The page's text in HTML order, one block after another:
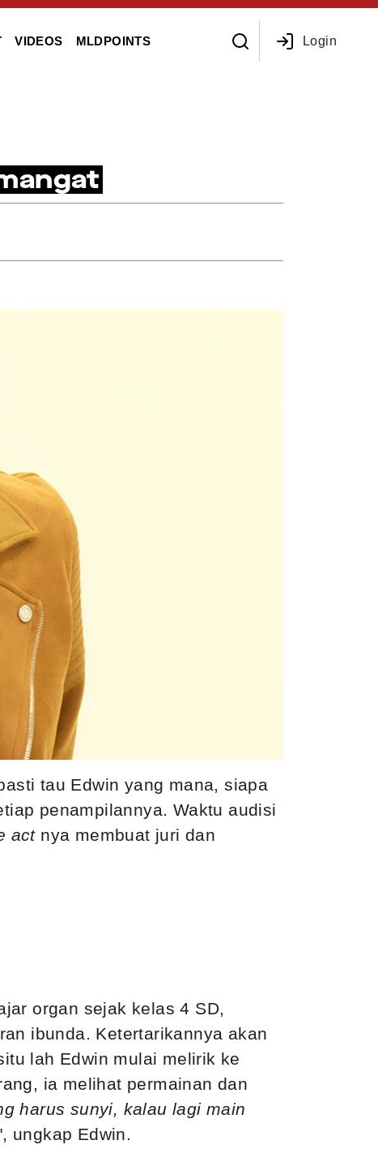
VIDEOS MLDPOINTS Login
tau Edwin yang mana, siapa
penampilannya. Waktu audisi
actnya membuat juri dan
organ sejak kelas 4 SD,
ibunda. Ketertarikannya akan
lah Edwin mulai melirik ke
ia melihat permainan dan
harus sunyi, kalau lagi main
ungkap Edwin.